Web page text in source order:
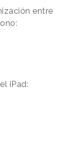
entre
iPad: